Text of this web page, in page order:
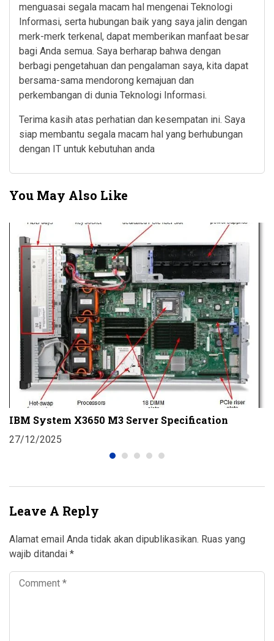
menguasai segala macam hal mengenai Teknologi
Informasi, serta hubungan baik yang saya jalin dengan
merk-merk terkenal, dapat memberikan manfaat besar
bagi Anda semua. Saya berharap bahwa dengan
berbagi pengetahuan dan pengalaman saya, kita dapat
bersama-sama mendorong kemajuan dan
perkembangan di dunia Teknologi Informasi.
Terima kasih atas perhatian dan kesempatan ini. Saya
siap membantu segala macam hal yang berhubungan
dengan IT untuk kebutuhan anda
You May Also Like
IBM System X3650 M3 Server Specification
27/12/2025
Leave A Reply
Alamat email Anda tidak akan dipublikasikan. Ruas yang
wajib ditandai *